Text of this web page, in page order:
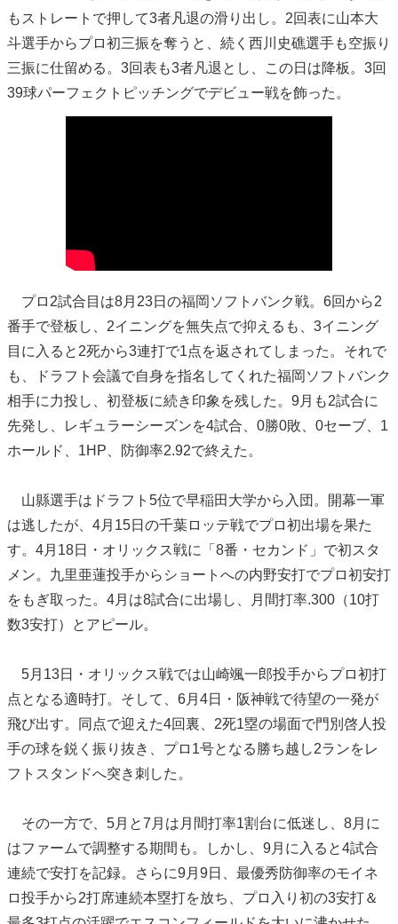
もストレートで押して3者凡退の滑り出し。2回表に山本大
斗選手からプロ初三振を奪うと、続く西川史礁選手も空振り
三振に仕留める。3回表も3者凡退とし、この日は降板。3回
39球パーフェクトピッチングでデビュー戦を飾った。
プロ2試合目は8月23日の福岡ソフトバンク戦。6回から2
番手で登板し、2イニングを無失点で抑えるも、3イニング
目に入ると2死から3連打で1点を返されてしまった。それで
も、ドラフト会議で自身を指名してくれた福岡ソフトバンク
相手に力投し、初登板に続き印象を残した。9月も2試合に
先発し、レギュラーシーズンを4試合、0勝0敗、0セーブ、1
ホールド、1HP、防御率2.92で終えた。
山縣選手はドラフト5位で早稲田大学から入団。開幕一軍
は逃したが、4月15日の千葉ロッテ戦でプロ初出場を果た
す。4月18日・オリックス戦に「8番・セカンド」で初スタ
メン。九里亜蓮投手からショートへの内野安打でプロ初安打
をもぎ取った。4月は8試合に出場し、月間打率.300（10打
数3安打）とアピール。
5月13日・オリックス戦では山崎颯一郎投手からプロ初打
点となる適時打。そして、6月4日・阪神戦で待望の一発が
飛び出す。同点で迎えた4回裏、2死1塁の場面で門別啓人投
手の球を鋭く振り抜き、プロ1号となる勝ち越し2ランをレ
フトスタンドへ突き刺した。
その一方で、5月と7月は月間打率1割台に低迷し、8月に
はファームで調整する期間も。しかし、9月に入ると4試合
連続で安打を記録。さらに9月9日、最優秀防御率のモイネ
ロ投手から2打席連続本塁打を放ち、プロ入り初の3安打＆